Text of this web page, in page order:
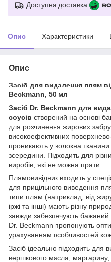
Доступна доставка
Опис Характеристики
Опис
Засіб для видалення плям
Beckmann, 50 мл
Засіб Dr. Beckmann для
соусів створений на основі
для розчинення жирових
високоефективних
проникають у волокна
зсередини. Підходить для
виробів, які не можна прати.
Плямовивідник входить у
для прицільного виведення
типи плям (наприклад, від
іржі та інші) мають різну
завжди забезпечують
Dr. Beckmann пропонують
урахуванням особливостей
Засіб ідеально підходить для
вершкового масла, маргарину,